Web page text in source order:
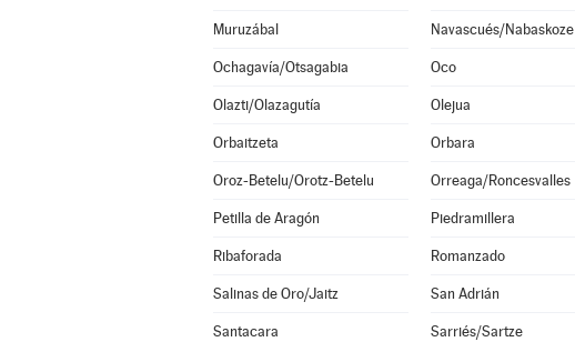
Muruzábal Navascués/Nabaskoze
Ochagavía/Otsagabia Oco
Olazti/Olazagutía Olejua
Orbaitzeta Orbara
Oroz-Betelu/Orotz-Betelu Orreaga/Roncesvalles
Petilla de Aragón Piedramillera
Ribaforada Romanzado
Salinas de Oro/Jaitz San Adrián
Santacara Sarriés/Sartze